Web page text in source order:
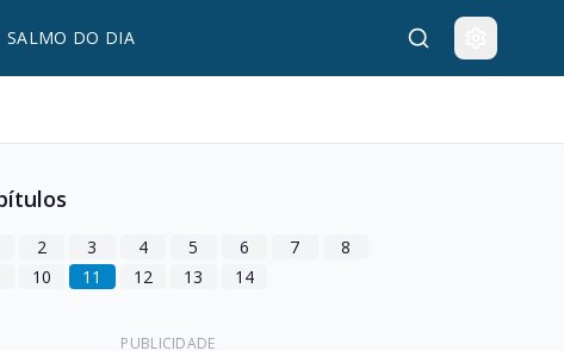
SALMO DO DIA
2 3 4 5 6 7
8
10 11 12 13 14
PUBLICIDADE